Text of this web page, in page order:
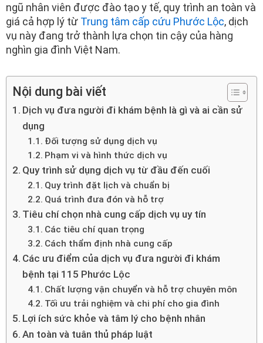
ngũ nhân viên được đào tạo y tế, quy trình an toàn và
giá cả hợp lý từ Trung tâm cấp cứu Phước Lộc, dịch
vụ này đang trở thành lựa chọn tin cậy của hàng
nghìn gia đình Việt Nam.
Nội dung bài viết
Dịch vụ đưa người đi khám bệnh là gì và ai cần sử
dụng
Đối tượng sử dụng dịch vụ
Phạm vi và hình thức dịch vụ
Quy trình sử dụng dịch vụ từ đầu đến cuối
Quy trình đặt lịch và chuẩn bị
Quá trình đưa đón và hỗ trợ
Tiêu chí chọn nhà cung cấp dịch vụ uy tín
Các tiêu chí quan trọng
Cách thẩm định nhà cung cấp
Các ưu điểm của dịch vụ đưa người đi khám
bệnh tại 115 Phước Lộc
Chất lượng vận chuyển và hỗ trợ chuyên môn
Tối ưu trải nghiệm và chi phí cho gia đình
Lợi ích sức khỏe và tâm lý cho bệnh nhân
An toàn và tuân thủ pháp luật